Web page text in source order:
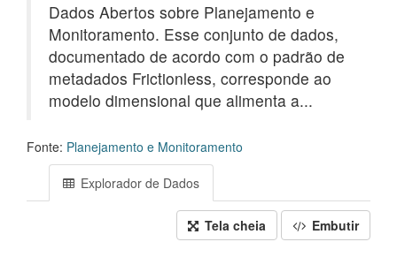
Dados Abertos sobre Planejamento e
Monitoramento. Esse conjunto de dados,
documentado de acordo com o padrão de
metadados Frictionless, corresponde ao
modelo dimensional que alimenta a...
Fonte: Planejamento e Monitoramento
Explorador de Dados
Tela cheia Embutir